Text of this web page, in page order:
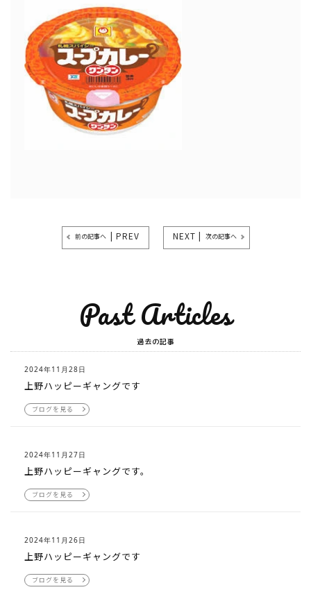
前の記事へ | PREV NEXT | 次の記事へ
Past Articles
過去の記事
上野ハッピーギャングです
2024年11月28日
ブログを見る
上野ハッピーギャングです。
2024年11月27日
ブログを見る
上野ハッピーギャングです
2024年11月26日
ブログを見る